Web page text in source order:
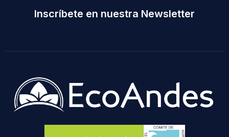
Inscríbete en nuestra Newsletter